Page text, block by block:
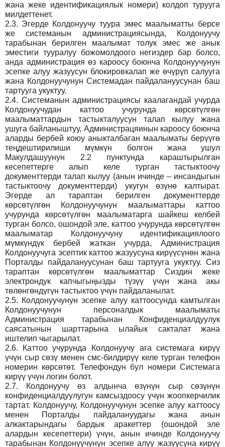
жана жеке идентификациялык номери) колдоп турууга
милдеттенет.
2.3. Эгерде Колдонуучу туура эмес маалыматты берсе
же системанын администрациясында, Колдонуучу
тарабынан берилген маалымат толук эмес же анык
эместиги тууралуу божомолдоого негиздер бар болсо,
анда администрация өз кароосу боюнча Колдонуучунун
эсепке алуу жазуусун блокировкалап же өчүрүп салууга
жана Колдонуучунун Системадан пайдалануусунан баш
тартууга укуктуу.
2.4. Системанын администрациясы каалагандай учурда
Колдонуучудан каттоо учурунда көрсөтүлгөн
маалыматтардын тастыкталуусун талап кылуу жана
ушуга байланыштуу, Администрацяинын кароосу боюнча
аларды бербей коюу аныкталбаган маалыматы берүүгө
теңдештирилиши мүмкүн болгон жана ушул
Макулдашуунун 2.2 пунктунда караштырылган
кесепеттерге алып келе турган тастыктоочу
документтерди талап кылуу (анын ичинде – инсандыгын
тастыктоочу документтерди) укугун өзүнө калтырат.
Эгерде ал тараптан берилген документтерде
көрсөтүлгөн Колдонуучунун маалыматтары каттоо
учурунда көрсөтүлгөн маалыматарга шайкеш келбей
турган болсо, ошондой эле, каттоо учурунда көрсөтүлгөн
маалыматар Колдонуучуну идентификациялоого
мүмкүндүк бербей жаткан учурда, Администрация
Колдонуучуга эсептик каттоо жазуусуна кирүүсүнөн жана
Порталды пайдалануусунан баш тартууга укуктуу. Сиз
тараптан көрсөтүлгөн маалыматтар Сиздин жеке
электрондук капчыгыңызды түзүү үчүн жана акы
төлөнгөндүгүн тастыктоо үчүн пайдаланылат.
2.5. Колдонуучунун эсепке алуу каттоосунда камтылган
Колдонуучунун персоналдык маалыматы
Администрация тарабынан Конфиденциалдуулук
саясатынын шарттарына ылайык сакталат жана
иштелип чыгарылат.
2.6.
Каттоо учурунда Колдонуучу ага системага кирүү
үчүн сыр сөзү менен смс-билдирүү келе турган телефон
номерин көрсөтөт. Телефондун бул номери Системага
кирүү үчүн логин болот.
2.7.
Колдонуучу өз алдынча өзүнүн сыр сөзүнүн
конфиденциалдуулугун камсыздоосу үчүн жоопкерчилик
тартат. Колдонуучу, Колдонуучунун эсепке алуу каттоосу
менен Порталды пайдалануудагы жана анын
алкактарындагы бардык аракеттер (ошондой эле
алардын кесепеттери) үчүн, анын ичинде Колдонуучу
тарабынан Колдонуучунун эсепке алуу жазуусуна кирүү